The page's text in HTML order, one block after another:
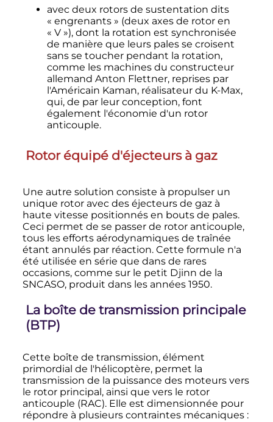
avec deux rotors de sustentation dits
« engrenants » (deux axes de rotor en
« V »), dont la rotation est synchronisée
de manière que leurs pales se croisent
sans se toucher pendant la rotation,
comme les machines du constructeur
allemand Anton Flettner, reprises par
l'Américain Kaman, réalisateur du K-Max,
qui, de par leur conception, font
également l'économie d'un rotor
anticouple.
Rotor équipé d'éjecteurs à gaz
Une autre solution consiste à propulser un
unique rotor avec des éjecteurs de gaz à
haute vitesse positionnés en bouts de pales.
Ceci permet de se passer de rotor anticouple,
tous les efforts aérodynamiques de traînée
étant annulés par réaction. Cette formule n'a
été utilisée en série que dans de rares
occasions, comme sur le petit Djinn de la
SNCASO, produit dans les années 1950.
La boîte de transmission principale
(BTP)
Cette boîte de transmission, élément
primordial de l'hélicoptère, permet la
transmission de la puissance des moteurs vers
le rotor principal, ainsi que vers le rotor
anticouple (RAC). Elle est dimensionnée pour
répondre à plusieurs contraintes mécaniques :